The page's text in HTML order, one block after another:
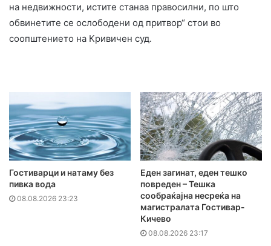
на недвижности, истите станаа правосилни, по што
обвинетите се ослободени од притвор“ стои во
соопштението на Кривичен суд.
Гостиварци и натаму без
пивка вода
08.08.2026 23:23
Еден загинат, еден тешко
повреден – Тешка
сообраќајна несреќа на
магистралата Гостивар-
Кичево
08.08.2026 23:17